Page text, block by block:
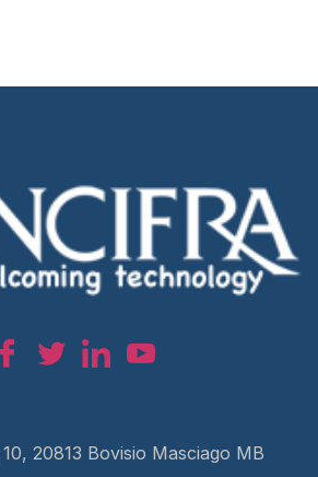
20813 Bovisio Masciago MB